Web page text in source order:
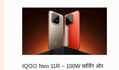
IQOO Neo 11R – 100W चार्जिंग और